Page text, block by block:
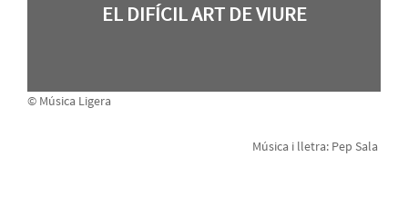
EL DIFÍCIL ART DE VIURE
© Música Ligera
Música i lletra: Pep Sala